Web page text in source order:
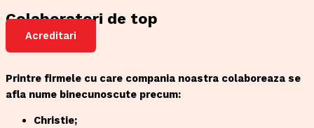
Colaboratori de top
Acreditari
Printre firmele cu care compania noastra colaboreaza se
afla nume binecunoscute precum:
Christie;